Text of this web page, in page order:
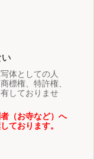
体としての人
標権、特許権、
しておりませ
（お寺など）へ
ております。